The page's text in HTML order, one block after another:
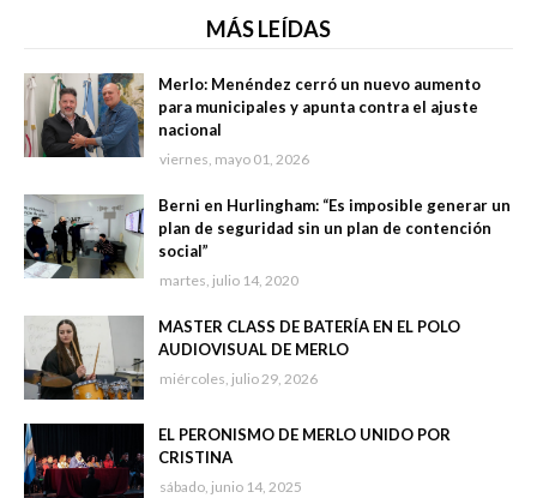
MÁS LEÍDAS
Merlo: Menéndez cerró un nuevo aumento
para municipales y apunta contra el ajuste
nacional
viernes, mayo 01, 2026
Berni en Hurlingham: “Es imposible generar un
plan de seguridad sin un plan de contención
social”
martes, julio 14, 2020
MASTER CLASS DE BATERÍA EN EL POLO
AUDIOVISUAL DE MERLO
miércoles, julio 29, 2026
EL PERONISMO DE MERLO UNIDO POR
CRISTINA
sábado, junio 14, 2025